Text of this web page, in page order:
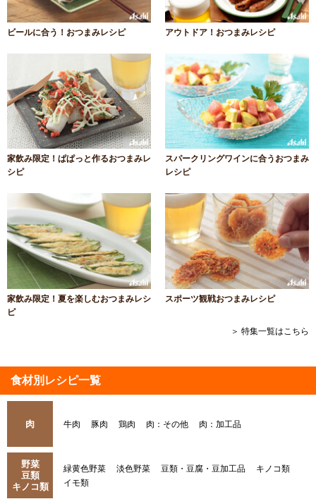
ビールに合う！おつまみレシピ アウトドア！おつまみレシピ
家飲み限定！ぱぱっと作るおつまみレ
シピ
スパークリングワインに合うおつまみ
レシピ
家飲み限定！夏を楽しむおつまみレシ
ピ
スポーツ観戦おつまみレシピ
＞ 特集一覧はこちら
食材別レシピ一覧
肉 牛肉 豚肉 鶏肉 肉：その他 肉：加工品
野菜
豆類
キノコ類
緑黄色野菜 淡色野菜 豆類・豆腐・豆加工品
キノコ類
イモ類